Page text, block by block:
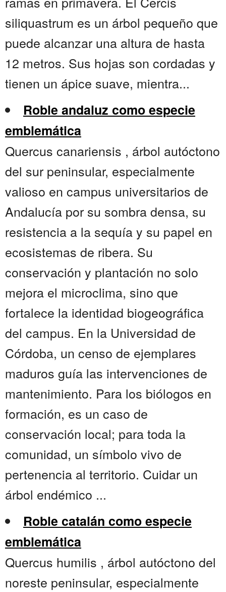
siliquastrum es un árbol pequeño que
puede alcanzar una altura de hasta
12 metros. Sus hojas son cordadas y
tienen un ápice suave, mientra...
Roble andaluz como especie
emblemática
Quercus canariensis , árbol autóctono
del sur peninsular, especialmente
valioso en campus universitarios de
Andalucía por su sombra densa, su
resistencia a la sequía y su papel en
ecosistemas de ribera. Su
conservación y plantación no solo
mejora el microclima, sino que
fortalece la identidad biogeográfica
del campus. En la Universidad de
Córdoba, un censo de ejemplares
maduros guía las intervenciones de
mantenimiento. Para los biólogos en
formación, es un caso de
conservación local; para toda la
comunidad, un símbolo vivo de
pertenencia al territorio. Cuidar un
árbol endémico ...
Roble catalán como especie
emblemática
Quercus humilis , árbol autóctono del
noreste peninsular, especialmente